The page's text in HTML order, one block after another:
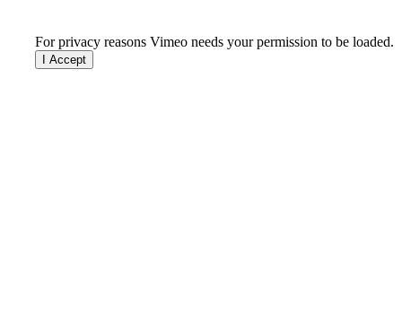
For privacy reasons Vimeo needs your permission to be loaded.
I Accept